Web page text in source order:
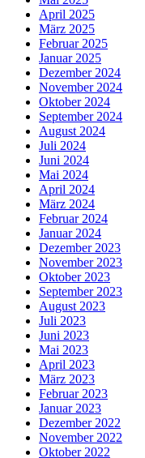
April 2025
März 2025
Februar 2025
Januar 2025
Dezember 2024
November 2024
Oktober 2024
September 2024
August 2024
Juli 2024
Juni 2024
Mai 2024
April 2024
März 2024
Februar 2024
Januar 2024
Dezember 2023
November 2023
Oktober 2023
September 2023
August 2023
Juli 2023
Juni 2023
Mai 2023
April 2023
März 2023
Februar 2023
Januar 2023
Dezember 2022
November 2022
Oktober 2022